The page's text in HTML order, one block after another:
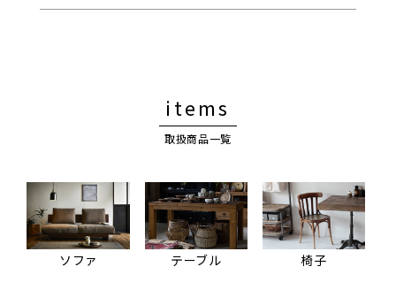
items
取扱商品一覧
ソファ テーブル 椅子